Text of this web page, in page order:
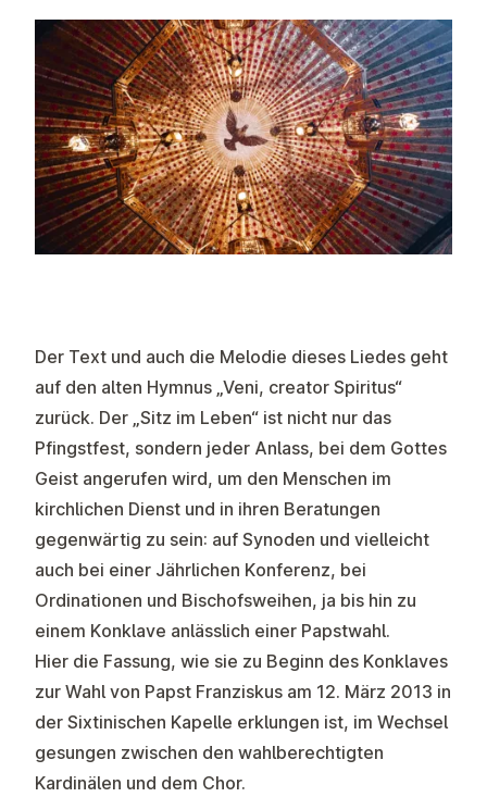
Der Text und auch die Melodie dieses Liedes geht
auf den alten Hymnus „Veni, creator Spiritus“
zurück. Der „Sitz im Leben“ ist nicht nur das
Pfingstfest, sondern jeder Anlass, bei dem Gottes
Geist angerufen wird, um den Menschen im
kirchlichen Dienst und in ihren Beratungen
gegenwärtig zu sein: auf Synoden und vielleicht
auch bei einer Jährlichen Konferenz, bei
Ordinationen und Bischofsweihen, ja bis hin zu
einem Konklave anlässlich einer Papstwahl.
Hier die Fassung, wie sie zu Beginn des Konklaves
zur Wahl von Papst Franziskus am 12. März 2013 in
der Sixtinischen Kapelle erklungen ist, im Wechsel
gesungen zwischen den wahlberechtigten
Kardinälen und dem Chor.